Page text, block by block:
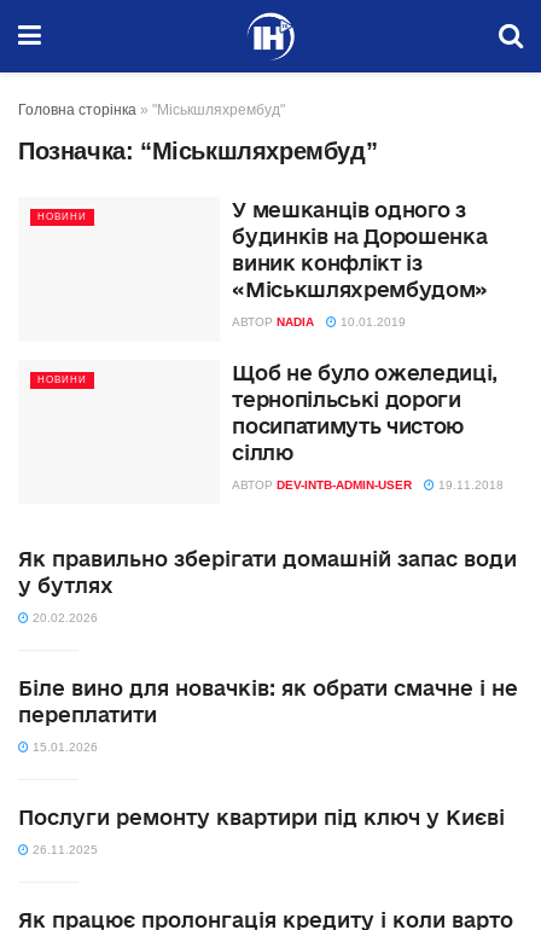
Головна сторінка » "Міськшляхрембуд"
Позначка: “Міськшляхрембуд”
НОВИНИ
У мешканців одного з
будинків на Дорошенка
виник конфлікт із
«Міськшляхрембудом»
АВТОР NADIA 10.01.2019
НОВИНИ
Щоб не було ожеледиці,
тернопільські дороги
посипатимуть чистою
сіллю
АВТОР DEV-INTB-ADMIN-USER 19.11.2018
Як правильно зберігати домашній запас води
у бутлях
20.02.2026
Біле вино для новачків: як обрати смачне і не
переплатити
15.01.2026
Послуги ремонту квартири під ключ у Києві
26.11.2025
Як працює пролонгація кредиту і коли варто